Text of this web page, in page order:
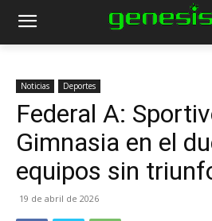
Noticias Deportes
Federal A:
Gimnasia en el
equipos sin
19 de abril de 2026